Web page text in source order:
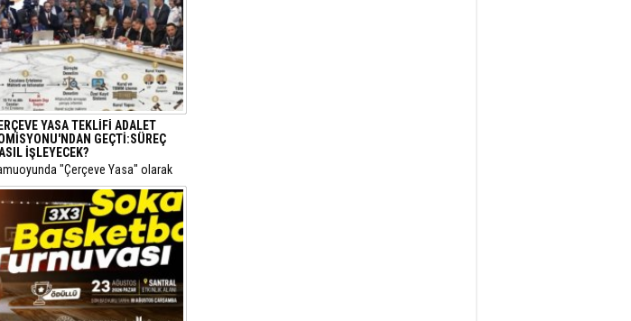
YASA TEKLİFİ ADALET
GEÇTİ:SÜREÇ
İŞLEYECEK?
"Çerçeve Yasa" olarak
ve terör örgütü PKK'nin
feshederek silah bırakmasını
Milli Dayanışma ve
Bütünlüğün
Dair Kanun Teklifi,
Adalet Komisyonu'nda kabul